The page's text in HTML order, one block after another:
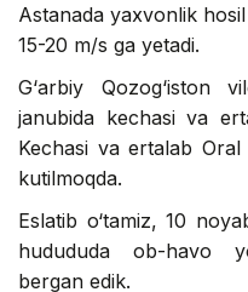
Astanada yaxvonlik
15-20 m/s ga yetadi.
G‘arbiy Qozog‘iston
janubida kechasi va
Kechasi va ertalab
kutilmoqda.
Eslatib o‘tamiz, 10
hudududa ob-havo
bergan edik.